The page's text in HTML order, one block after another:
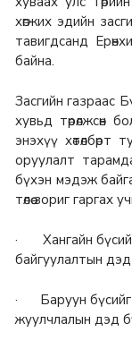
хөгжих эдийн
тавигдсанд
байна.
Засгийн газраас
хувьд төрөлжсөн
энэхүү хөтөлбөрт
оруулалт
бүхэн мэдэж
төлөө зориг гаргах
· Хангайн бүсийг
байгуулалтын дэд
· Баруун бүсийг
жуулчлалын дэд